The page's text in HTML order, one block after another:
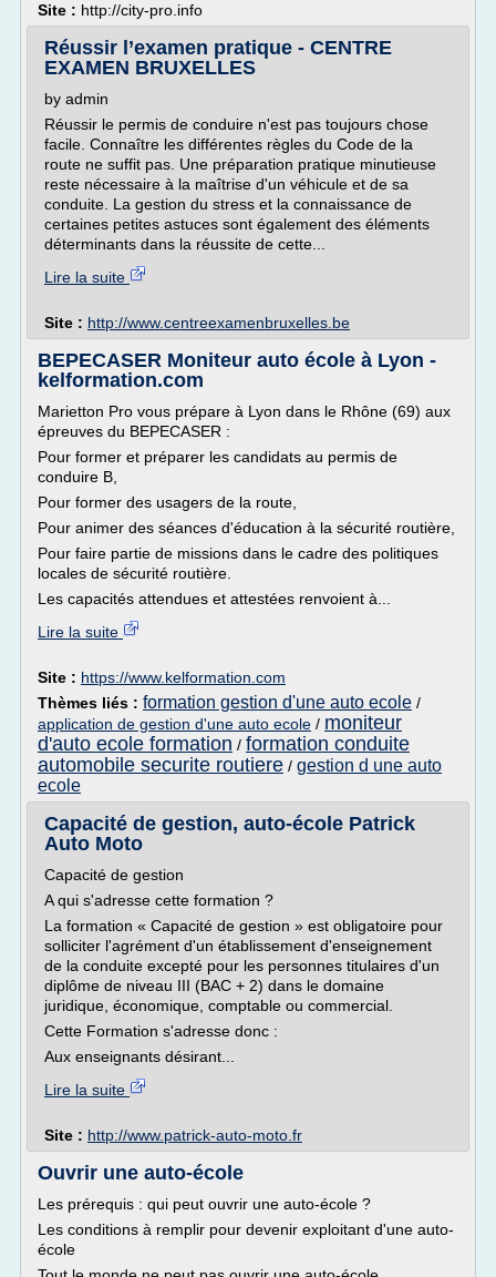
Site : http://city-pro.info
Réussir l’examen pratique - CENTRE
EXAMEN BRUXELLES
by admin
Réussir le permis de conduire n'est pas toujours chose
facile. Connaître les différentes règles du Code de la
route ne suffit pas. Une préparation pratique minutieuse
reste nécessaire à la maîtrise d'un véhicule et de sa
conduite. La gestion du stress et la connaissance de
certaines petites astuces sont également des éléments
déterminants dans la réussite de cette...
Lire la suite
Site : http://www.centreexamenbruxelles.be
BEPECASER Moniteur auto école à Lyon -
kelformation.com
Marietton Pro vous prépare à Lyon dans le Rhône (69) aux
épreuves du BEPECASER :
Pour former et préparer les candidats au permis de
conduire B,
Pour former des usagers de la route,
Pour animer des séances d'éducation à la sécurité routière,
Pour faire partie de missions dans le cadre des politiques
locales de sécurité routière.
Les capacités attendues et attestées renvoient à...
Lire la suite
Site : https://www.kelformation.com
Thèmes liés : formation gestion d'une auto ecole /
application de gestion d'une auto ecole / moniteur
d'auto ecole formation / formation conduite
automobile securite routiere / gestion d une auto
ecole
Capacité de gestion, auto-école Patrick
Auto Moto
Capacité de gestion
A qui s'adresse cette formation ?
La formation « Capacité de gestion » est obligatoire pour
solliciter l'agrément d'un établissement d'enseignement
de la conduite excepté pour les personnes titulaires d'un
diplôme de niveau III (BAC + 2) dans le domaine
juridique, économique, comptable ou commercial.
Cette Formation s'adresse donc :
Aux enseignants désirant...
Lire la suite
Site : http://www.patrick-auto-moto.fr
Ouvrir une auto-école
Les prérequis : qui peut ouvrir une auto-école ?
Les conditions à remplir pour devenir exploitant d'une auto-
école